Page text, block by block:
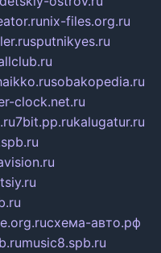
nix-files.org.ru
sputnikyes.ru
sobakopedia.ru
clock.net.ru
7bit.pp.rukalugatur.ru
схема-авто.рф
music8.spb.ru